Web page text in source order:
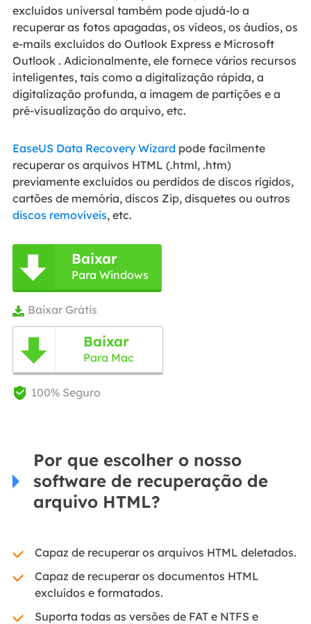
excluídos universal também pode ajudá-lo a
recuperar as fotos apagadas, os vídeos, os áudios, os
e-mails excluídos do Outlook Express e Microsoft
Outlook . Adicionalmente, ele fornece vários recursos
inteligentes, tais como a digitalização rápida, a
digitalização profunda, a imagem de partições e a
pré-visualização do arquivo, etc.
EaseUS Data Recovery Wizard pode facilmente
recuperar os arquivos HTML (.html, .htm)
previamente excluídos ou perdidos de discos rígidos,
cartões de memória, discos Zip, disquetes ou outros
discos removíveis, etc.
 Baixar
Para Windows
 Baixar Grátis
 Baixar
Para Mac
 100% Seguro
Por que escolher o nosso
software de recuperação de
arquivo HTML?
Capaz de recuperar os arquivos HTML deletados.
Capaz de recuperar os documentos HTML
excluídos e formatados.
Suporta todas as versões de FAT e NTFS e